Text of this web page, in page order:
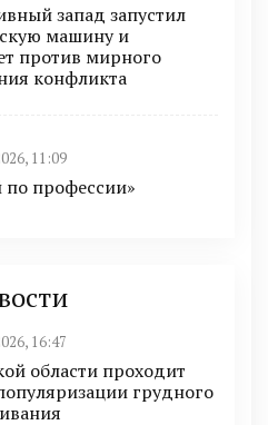
запад запустил
машину и
против мирного
конфликта
11:09
профессии»
16:47
области проходит
грудного